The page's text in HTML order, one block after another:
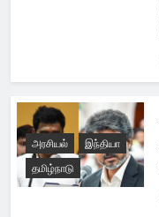
அரசியல்
இந்தியா
தமிழ்நாடு